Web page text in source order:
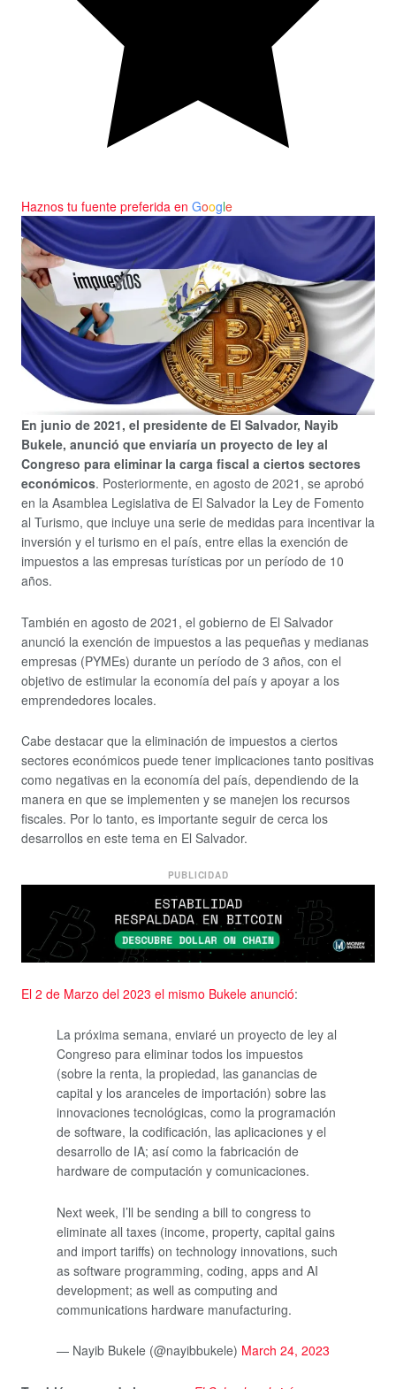
Haznos tu fuente preferida en Google
En junio de 2021, el presidente de El Salvador, Nayib
Bukele, anunció que enviaría un proyecto de ley al
Congreso para eliminar la carga fiscal a ciertos sectores
económicos. Posteriormente, en agosto de 2021, se aprobó
en la Asamblea Legislativa de El Salvador la Ley de Fomento
al Turismo, que incluye una serie de medidas para incentivar la
inversión y el turismo en el país, entre ellas la exención de
impuestos a las empresas turísticas por un período de 10
años.
También en agosto de 2021, el gobierno de El Salvador
anunció la exención de impuestos a las pequeñas y medianas
empresas (PYMEs) durante un período de 3 años, con el
objetivo de estimular la economía del país y apoyar a los
emprendedores locales.
Cabe destacar que la eliminación de impuestos a ciertos
sectores económicos puede tener implicaciones tanto positivas
como negativas en la economía del país, dependiendo de la
manera en que se implementen y se manejen los recursos
fiscales. Por lo tanto, es importante seguir de cerca los
desarrollos en este tema en El Salvador.
PUBLICIDAD
El 2 de Marzo del 2023 el mismo Bukele anunció:
La próxima semana, enviaré un proyecto de ley al
Congreso para eliminar todos los impuestos
(sobre la renta, la propiedad, las ganancias de
capital y los aranceles de importación) sobre las
innovaciones tecnológicas, como la programación
de software, la codificación, las aplicaciones y el
desarrollo de IA; así como la fabricación de
hardware de computación y comunicaciones.
Next week, I’ll be sending a bill to congress to
eliminate all taxes (income, property, capital gains
and import tariffs) on technology innovations, such
as software programming, coding, apps and AI
development; as well as computing and
communications hardware manufacturing.
— Nayib Bukele (@nayibbukele) March 24, 2023